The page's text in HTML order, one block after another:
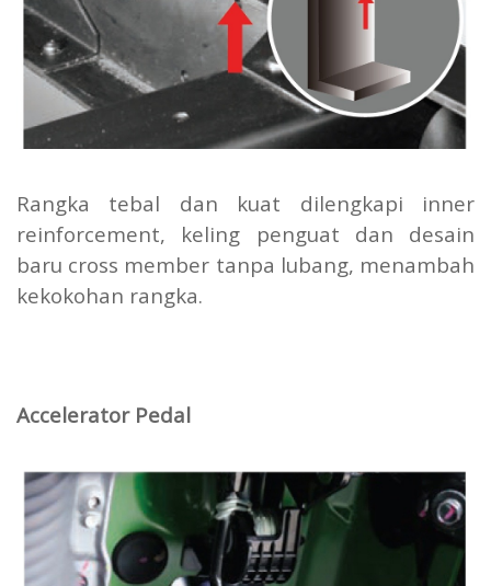
Rangka tebal dan kuat dilengkapi inner
reinforcement, keling penguat dan desain
baru cross member tanpa lubang, menambah
kekokohan rangka.
Accelerator Pedal